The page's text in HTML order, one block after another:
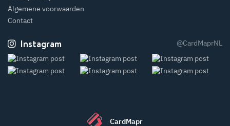
Algemene voorwaarden
Contact
Instagram @CardMaprNL
CardMapr